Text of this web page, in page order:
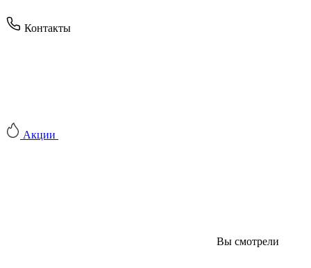
Контакты
Акции
Вы смотрели